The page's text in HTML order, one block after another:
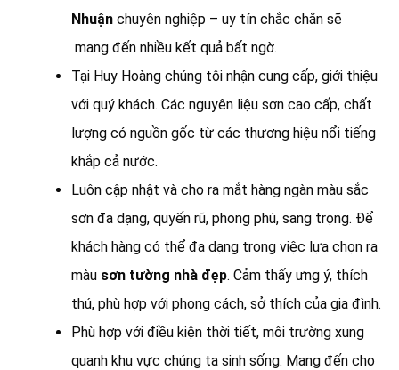
Nhuận chuyên nghiệp – uy tín chắc chắn sẽ
mang đến nhiều kết quả bất ngờ.
Tại Huy Hoàng chúng tôi nhận cung cấp, giới thiệu
với quý khách. Các nguyên liệu sơn cao cấp, chất
lượng có nguồn gốc từ các thương hiệu nổi tiếng
khắp cả nước.
Luôn cập nhật và cho ra mắt hàng ngàn màu sắc
sơn đa dạng, quyến rũ, phong phú, sang trọng. Để
khách hàng có thể đa dạng trong việc lựa chọn ra
màu sơn tường nhà đẹp. Cảm thấy ưng ý, thích
thú, phù hợp với phong cách, sở thích của gia đình.
Phù hợp với điều kiện thời tiết, môi trường xung
quanh khu vực chúng ta sinh sống. Mang đến cho